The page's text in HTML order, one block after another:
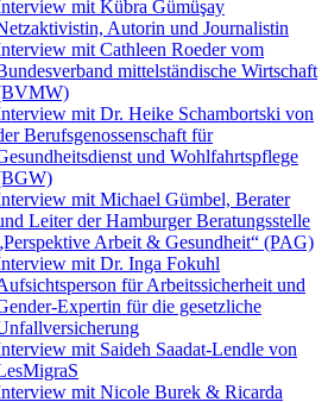
mit Kübra Gümüşay
Autorin und Journalistin
mit Cathleen Roeder vom
mittelständische Wirtschaft
mit Dr. Heike Schambortski von
Berufsgenossenschaft für
und Wohlfahrtspflege
mit Michael Gümbel, Berater
Leiter der Hamburger Beratungsstelle
Arbeit & Gesundheit“ (PAG)
mit Dr. Inga Fokuhl
für Arbeitssicherheit und
Expertin für die gesetzliche
mit Saideh Saadat-Lendle von
mit Nicole Burek & Ricarda